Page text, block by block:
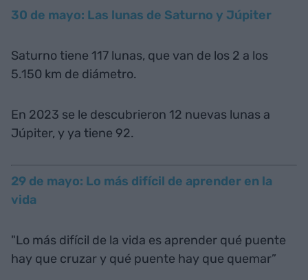
30 de mayo: Las lunas de Saturno y Júpiter
Saturno tiene 117 lunas, que van de los 2 a los
5.150 km de diámetro.
En 2023 se le descubrieron 12 nuevas lunas a
Júpiter, y ya tiene 92.
29 de mayo: Lo más difícil de aprender en la
vida
"Lo más difícil de la vida es aprender qué puente
hay que cruzar y qué puente hay que quemar”